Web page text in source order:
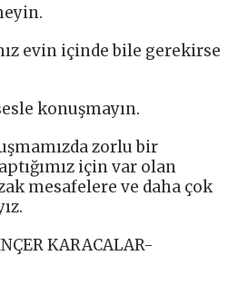
evin içinde bile gerekirse
konuşmayın.
zorlu bir
için var olan
mesafelere ve daha çok
KARACALAR-